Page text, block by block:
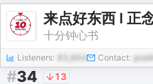
来点好东西 I 正
十分钟心书
Listeners: 83,864 Contact:
#34 13